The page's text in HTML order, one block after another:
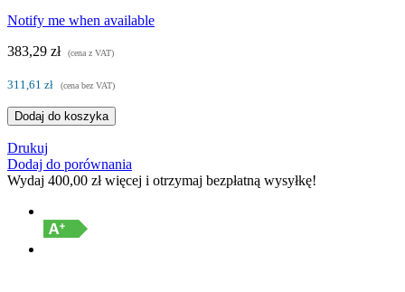
Notify me when available
383,29 zł
(cena z VAT)
311,61 zł (cena bez VAT)
Dodaj do koszyka
Drukuj
Dodaj do porównania
Wydaj 400,00 złwięcej i otrzymaj bezpłatną wysyłkę!